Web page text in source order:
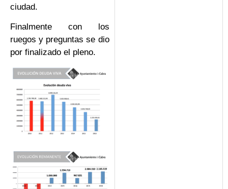
ciudad.
Finalmente con los
ruegos y preguntas se dio
por finalizado el pleno.